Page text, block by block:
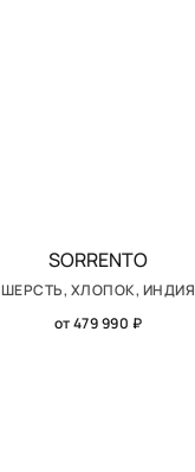
SORRENTO
ШЕРСТЬ, ХЛОПОК, ИНДИЯ
от 479 990 ₽